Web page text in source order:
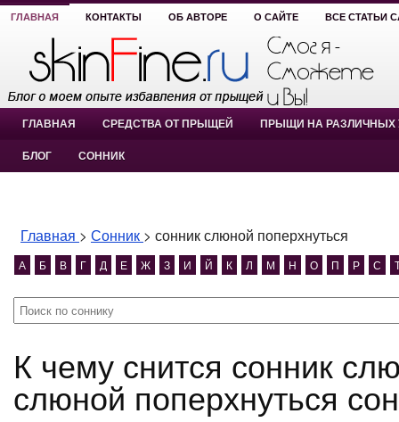
ГЛАВНАЯ КОНТАКТЫ ОБ АВТОРЕ О САЙТЕ ВСЕ СТАТЬИ
ГЛАВНАЯ СРЕДСТВА ОТ ПРЫЩЕЙ ПРЫЩИ НА РАЗЛИЧНЫХ
БЛОГ СОННИК
Главная > Сонник > сонник слюной поперхнуться
А Б В Г Д Е Ж З И Й К Л М Н О П Р С
К чему снится сонник слюной поперхнуться? сонник
слюной поперхнуться